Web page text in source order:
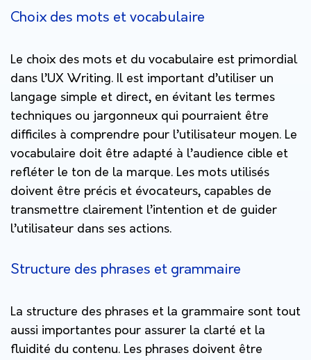
Choix des mots et vocabulaire
Le choix des mots et du vocabulaire est primordial
dans l’UX Writing. Il est important d’utiliser un
langage simple et direct, en évitant les termes
techniques ou jargonneux qui pourraient être
difficiles à comprendre pour l’utilisateur moyen. Le
vocabulaire doit être adapté à l’audience cible et
refléter le ton de la marque. Les mots utilisés
doivent être précis et évocateurs, capables de
transmettre clairement l’intention et de guider
l’utilisateur dans ses actions.
Structure des phrases et grammaire
La structure des phrases et la grammaire sont tout
aussi importantes pour assurer la clarté et la
fluidité du contenu. Les phrases doivent être